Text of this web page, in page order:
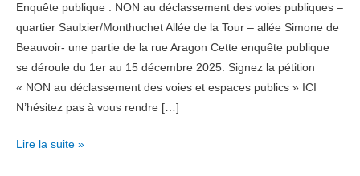
Enquête publique : NON au déclassement des voies publiques –
quartier Saulxier/Monthuchet Allée de la Tour – allée Simone de
Beauvoir- une partie de la rue Aragon Cette enquête publique
se déroule du 1er au 15 décembre 2025. Signez la pétition
« NON au déclassement des voies et espaces publics » ICI
N’hésitez pas à vous rendre […]
ASAPPE
Lire la suite »